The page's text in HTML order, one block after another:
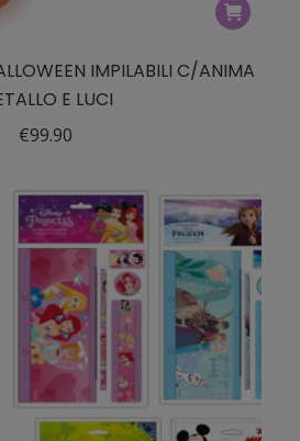
IMPILABILI C/ANIMA
E LUCI
€99.90